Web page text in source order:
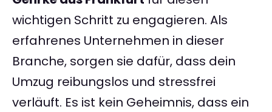
wichtigen Schritt zu engagieren. Als
erfahrenes Unternehmen in dieser
Branche, sorgen sie dafür, dass dein
Umzug reibungslos und stressfrei
verläuft. Es ist kein Geheimnis, dass ein